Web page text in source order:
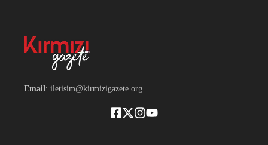
Email: iletisim@kirmizigazete.org